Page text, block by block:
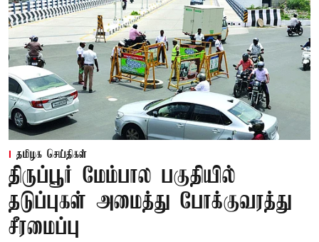
தமிழக செய்திகள்
திருப்பூர் மேம்பால பகுதியில்
தடுப்புகள் அமைத்து போக்குவரத்து
சீரமைப்பு